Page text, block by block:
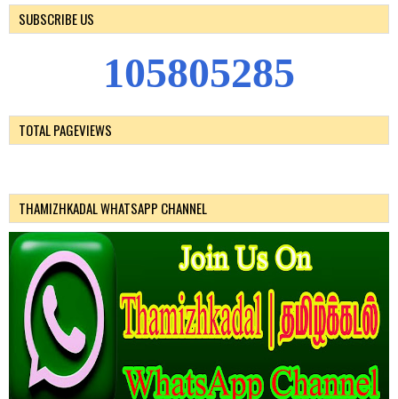
SUBSCRIBE US
105805285
TOTAL PAGEVIEWS
THAMIZHKADAL WHATSAPP CHANNEL